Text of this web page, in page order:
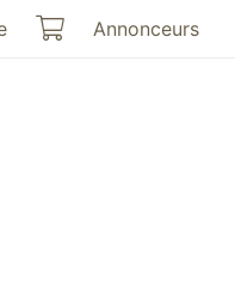
Mon panier
Annonceurs